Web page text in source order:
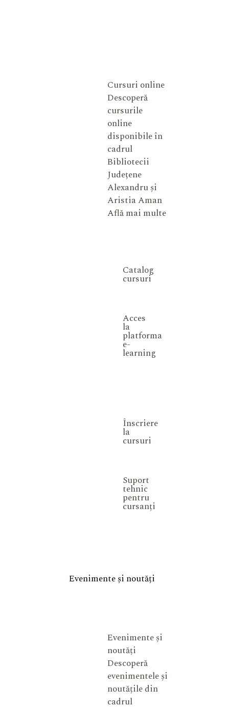
Cursuri online
Descoperă
cursurile
online
disponibile în
cadrul
Bibliotecii
Județene
Alexandru și
Aristia Aman
Află mai multe
Catalog
cursuri
Acces
la
platforma
e-
learning
Înscriere
la
cursuri
Suport
tehnic
pentru
cursanți
Evenimente și noutăți
Evenimente și
noutăți
Descoperă
evenimentele și
noutățile din
cadrul